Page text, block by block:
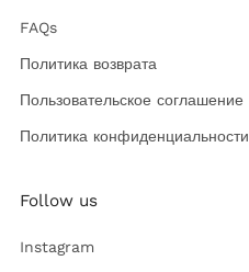
FAQs
Политика возврата
Пользовательское соглашение
Политика конфиденциальности
Follow us
Instagram